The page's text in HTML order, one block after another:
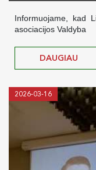
Informuojame, kad
asociacijos Valdyba
DAUGIAU
2026-03-16